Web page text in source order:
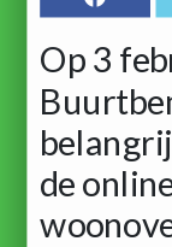
Op 3
de